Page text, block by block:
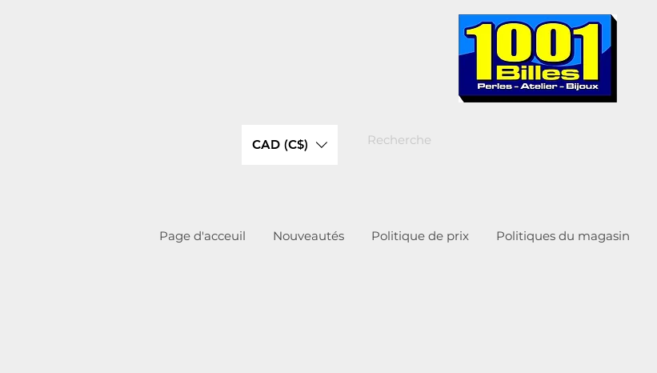
CAD (C$)
Page d'acceuil Nouveautés Politique de prix Politiques du magasin